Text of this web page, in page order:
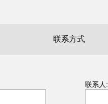
联系方式
联系人: